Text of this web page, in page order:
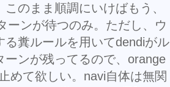
のまま順調にいけばもう、
ーンが待つのみ。ただし、ウ
糞ルールを用いてdendiがル
ンが残ってるので、orange
めて欲しい。navi自体は無関